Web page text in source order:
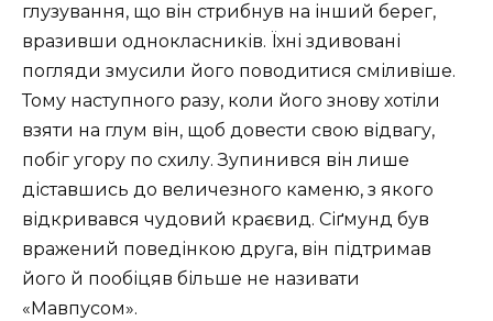
глузування, що він стрибнув на інший берег,
вразивши однокласників. Їхні здивовані
погляди змусили його поводитися сміливіше.
Тому наступного разу, коли його знову хотіли
взяти на глум він, щоб довести свою відвагу,
побіг угору по схилу. Зупинився він лише
діставшись до величезного каменю, з якого
відкривався чудовий краєвид. Сіґмунд був
вражений поведінкою друга, він підтримав
його й пообіцяв більше не називати
«Мавпусом».